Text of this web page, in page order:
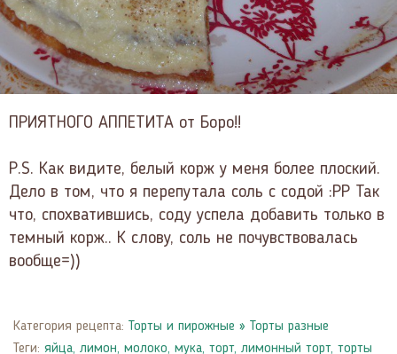
ПРИЯТНОГО АППЕТИТА от Боро!!
P.S. Как видите, белый корж у меня более плоский.
Дело в том, что я перепутала соль с содой :РР Так
что, спохватившись, соду успела добавить только в
темный корж.. К слову, соль не почувствовалась
вообще=))
Категория рецепта: Торты и пирожные » Торты разные
Теги: яйца, лимон, молоко, мука, торт, лимонный торт, торты